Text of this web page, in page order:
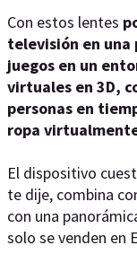
Con estos lentes
televisión en
juegos en un
virtuales en 3D,
personas en
ropa
El dispositivo
te dije, combina
con una
solo se venden en